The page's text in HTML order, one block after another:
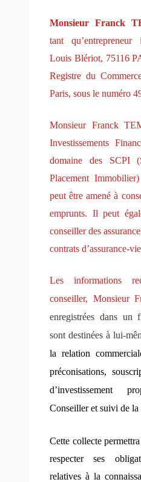
Monsieur Franck
tant
Louis Blériot, 75116
Registre du
Paris, sous le numéro
Monsieur Franck
Investissements
domaine des SCPI
Placement
peut être amené à
emprunts. Il peut
conseiller des
contrats d’assurance-
Les informations
conseiller, Monsieur
enregistrées dans un
sont destinées à lui-
la relation
préconisations,
d’investissement
Conseiller et suivi de
Cette collecte
respecter ses
relatives à la